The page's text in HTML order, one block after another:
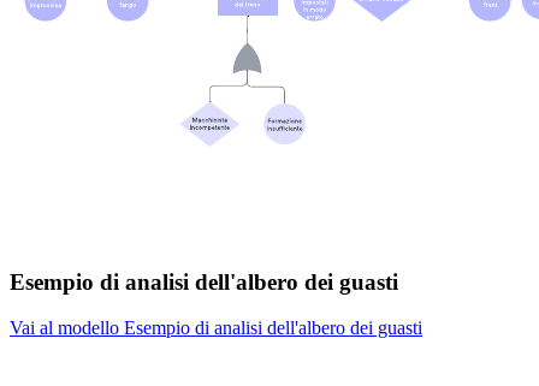
Esempio di analisi dell'albero dei guasti
Vai al modello Esempio di analisi dell'albero dei guasti